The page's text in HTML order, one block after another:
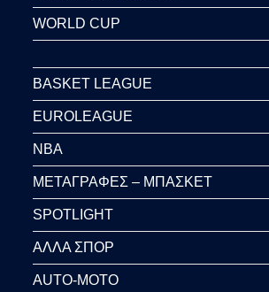
WORLD CUP
BASKET LEAGUE
EUROLEAGUE
NBA
ΜΕΤΑΓΡΑΦΕΣ – ΜΠΑΣΚΕΤ
SPOTLIGHT
ΑΛΛΑ ΣΠΟΡ
AUTO-MOTO